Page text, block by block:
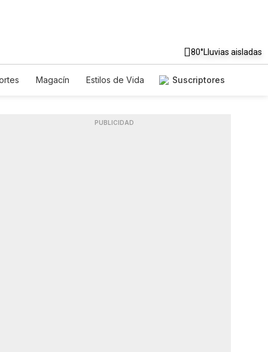
80°Lluvias aisladas
Magacín
Estilos de Vida
Suscriptores
PUBLICIDAD